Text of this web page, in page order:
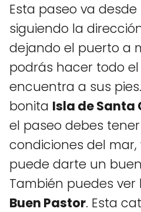
Esta paseo va
siguiendo la
dejando el puerto a
podrás hacer todo
encuentra a sus
bonita Isla de Santa
el paseo debes
condiciones del
puede darte un
También puedes ver
Buen Pastor. Esta